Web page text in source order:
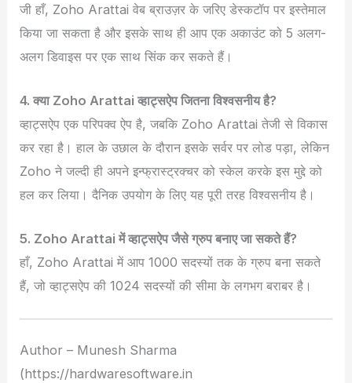
जी हाँ, Zoho Arattai वेब ब्राउज़र के जरिए डेस्कटॉप पर इस्तेमाल
किया जा सकता है और इसके साथ ही आप एक अकाउंट को 5 अलग-
अलग डिवाइस पर एक साथ सिंक कर सकते हैं।
4. क्या Zoho Arattai व्हाट्सऐप जितना विश्वसनीय है?
व्हाट्सऐप एक परिपक्व ऐप है, जबकि Zoho Arattai तेजी से विकास
कर रहा है। हाल के उछाल के दौरान इसके सर्वर पर लोड पड़ा, लेकिन
Zoho ने जल्दी ही अपने इन्फ्रास्ट्रक्चर को स्केल करके इस मुद्दे को
हल कर लिया। दैनिक उपयोग के लिए यह पूरी तरह विश्वसनीय है।
5. Zoho Arattai में व्हाट्सऐप जैसे ग्रुप बनाए जा सकते हैं?
हाँ, Zoho Arattai में आप 1000 सदस्यों तक के ग्रुप बना सकते
हैं, जो व्हाट्सऐप की 1024 सदस्यों की सीमा के लगभग बराबर है।
Author – Munesh Sharma
(https://hardwaresoftware.in